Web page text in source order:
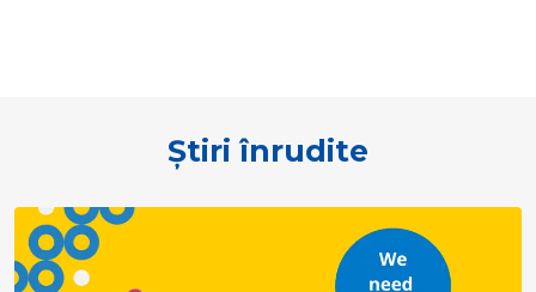
Știri înrudite